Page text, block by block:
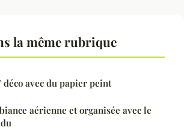
la même rubrique
déco avec du papier peint
aérienne et organisée avec le